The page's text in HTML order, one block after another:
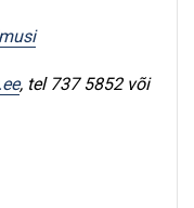
, tel 737 5852 või